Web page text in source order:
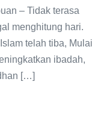
– Tidak terasa
menghitung hari.
telah tiba, Mulai
ibadah,
[…]